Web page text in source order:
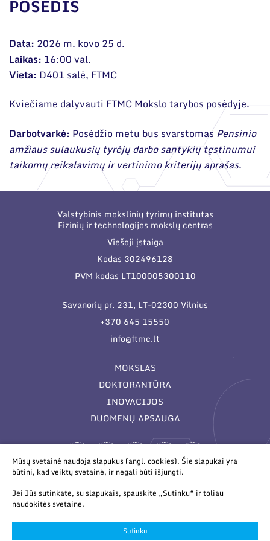
organizacijose bei asociacijose
Bendri rekvizitai
Administracija
POSĖDIS
Data: 2026 m. kovo 25 d.
Laikas: 16:00 val.
Vieta: D401 salė, FTMC
Kviečiame dalyvauti FTMC Mokslo tarybos posėdyje.
Darbotvarkė: Posėdžio metu bus svarstomasPensinio
amžiaus sulaukusių tyrėjų darbo santykių tęstinumui
taikomų reikalavimų ir vertinimo kriterijų aprašas.
Valstybinis mokslinių tyrimų institutas
Fizinių ir technologijos mokslų centras
Viešoji įstaiga
Kodas 302496128
PVM kodas LT100005300110
Savanorių pr. 231, LT-02300 Vilnius
+370 645 15550
info@ftmc.lt
MOKSLAS
DOKTORANTŪRA
INOVACIJOS
DUOMENŲ APSAUGA
© 2026 Valstybinis mokslinių tyrimų institutas Fizinių ir
technologijos mokslų centras. Duomenys kaupiami ir saugomi
Juridinių asmenų registre.
Mūsų svetainė naudoja slapukus (angl. cookies). Šie slapukai yra
būtini, kad veiktų svetainė, ir negali būti išjungti.
Jei Jūs sutinkate, su slapukais, spauskite „Sutinku“ ir toliau
naudokitės svetaine.
Sutinku